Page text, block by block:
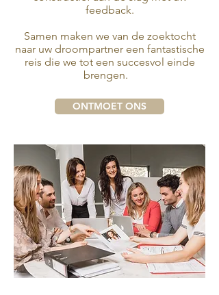
feedback.
Samen maken we van de zoektocht
naar uw droompartner een fantastische
reis die we tot een succesvol einde
brengen.
ONTMOET ONS